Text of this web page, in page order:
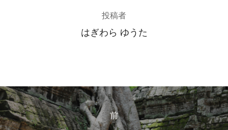
投稿者
はぎわら ゆうた
投
稿
前
前